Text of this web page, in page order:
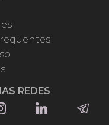
REDES